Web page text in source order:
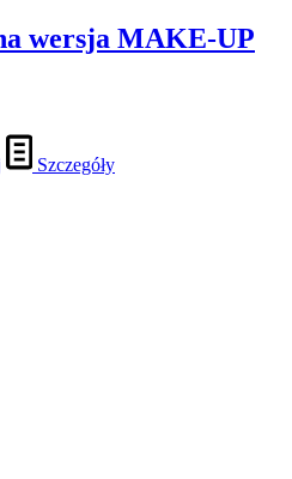
wersja MAKE-UP
Szczegóły